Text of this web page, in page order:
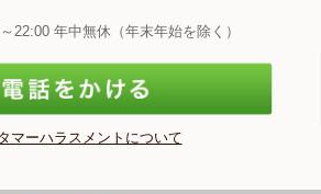
22:00 年中無休（年末年始を除く）
マーハラスメントについて